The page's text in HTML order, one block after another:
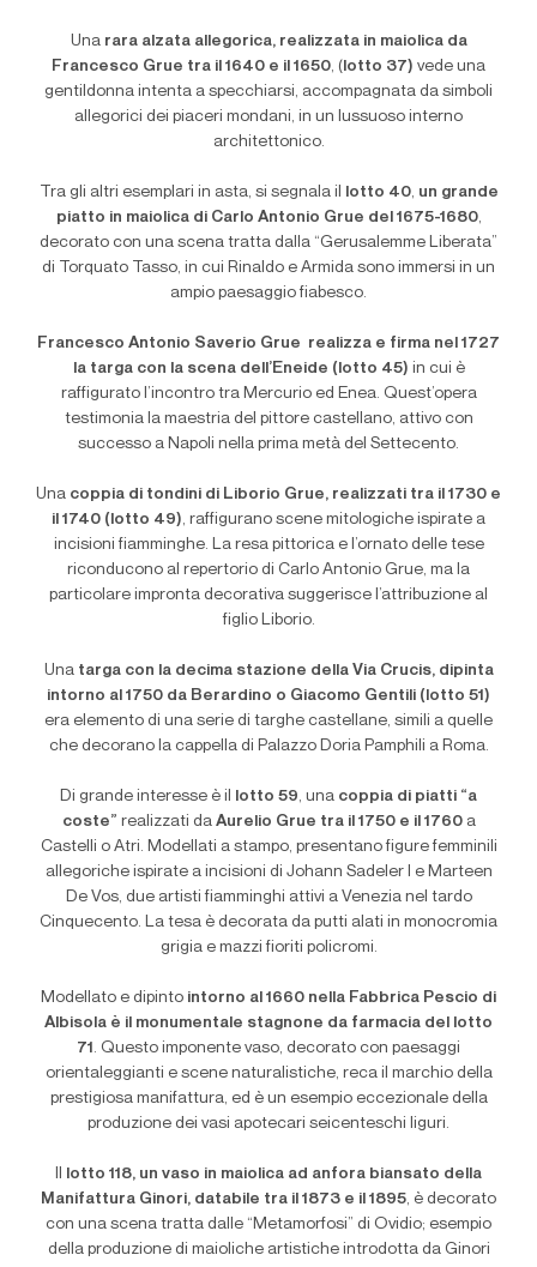
Una rara alzata allegorica, realizzata in maiolica da
Francesco Grue tra il 1640 e il 1650, (lotto 37) vede una
gentildonna intenta a specchiarsi, accompagnata da simboli
allegorici dei piaceri mondani, in un lussuoso interno
architettonico.
Tra gli altri esemplari in asta, si segnala il lotto 40, un grande
piatto in maiolica di Carlo Antonio Grue del 1675-1680,
decorato con una scena tratta dalla “Gerusalemme Liberata”
di Torquato Tasso, in cui Rinaldo e Armida sono immersi in un
ampio paesaggio fiabesco.
Francesco Antonio Saverio Grue realizza e firma nel 1727
la targa con la scena dell’Eneide (lotto 45) in cui è
raffigurato l ’incontro tra Mercurio ed Enea. Quest’opera
testimonia la maestria del pittore castellano, attivo con
successo a Napoli nella prima metà del Settecento.
Una coppia di tondini di Liborio Grue, realizzati tra il 1730 e
il 1740 (lotto 49), raffigurano scene mitologiche ispirate a
incisioni fiamminghe. La resa pittorica e l ’ornato delle tese
riconducono al repertorio di Carlo Antonio Grue, ma la
particolare impronta decorativa suggerisce l ’attribuzione al
figlio Liborio.
Una targa con la decima stazione della Via Crucis, dipinta
intorno al 1750 da Berardino o Giacomo Gentili (lotto 51)
era elemento di una serie di targhe castellane, simili a quelle
che decorano la cappella di Palazzo Doria Pamphili a Roma.
Di grande interesse è il lotto 59, una coppia di piatti “a
coste” realizzati da Aurelio Grue tra il 1750 e il 1760a
Castelli o Atri. Modellati a stampo, presentano figure femminili
allegoriche ispirate a incisioni di Johann Sadeler I e Marteen
De Vos, due artisti fiamminghi attivi a Venezia nel tardo
Cinquecento. La tesa è decorata da putti alati in monocromia
grigia e mazzi fioriti policromi.
Modellato e dipinto intorno al 1660 nella Fabbrica Pescio di
Albisola è il monumentale stagnone da farmacia del lotto
71. Questo imponente vaso, decorato con paesaggi
orientaleggianti e scene naturalistiche, reca il marchio della
prestigiosa manifattura, ed è un esempio eccezionale della
produzione dei vasi apotecari seicenteschi liguri.
lotto 118, un vaso in maiolica ad anfora biansato della
Manifattura Ginori, databile tra il 1873 e il 1895, è decorato
con una scena tratta dalle “ Metamorfosi” di Ovidio; esempio
della produzione di maioliche artistiche introdotta da Ginori